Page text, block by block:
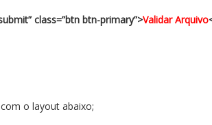
class=”btn btn-primary”>Validar Arquivo
o layout abaixo;